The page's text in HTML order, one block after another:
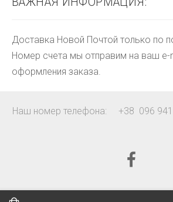
Доставка Новой Почтой только по
Номер счета мы отправим на ваш e-
оформления заказа.
Наш номер телефона: +38 096